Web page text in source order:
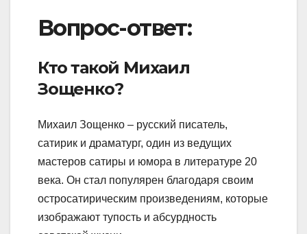
Вопрос-ответ:
Кто такой Михаил
Зощенко?
Михаил Зощенко – русский писатель,
сатирик и драматург, один из ведущих
мастеров сатиры и юмора в литературе 20
века. Он стал популярен благодаря своим
остросатирическим произведениям, которые
изображают тупость и абсурдность